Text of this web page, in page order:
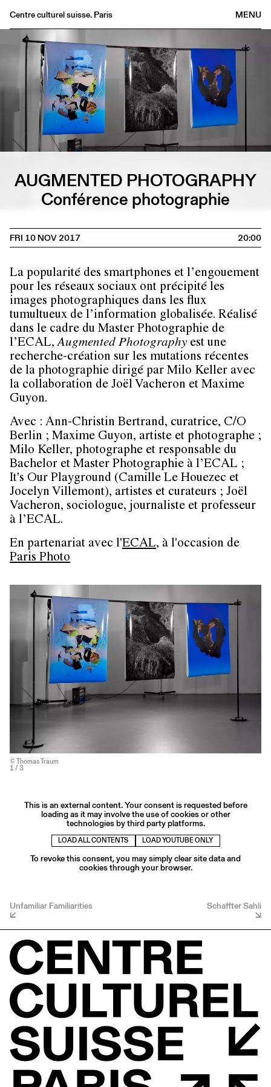
MENU
Centre culturel suisse. Paris
Agenda
Bookshop
Buvette
Archives
Publications
About
FR/ EN
AUGMENTED PHOTOGRAPHY
Conférence photographie
FRI 10 NOV 2017 20:00
La popularité des smartphones et l’engouement
pour les réseaux sociaux ont précipité les
images photographiques dans les flux
tumultueux de l’information globalisée. Réalisé
dans le cadre du Master Photographie de
l’ECAL,Augmented Photography est une
recherche-création sur les mutations récentes
de la photographie dirigé par Milo Keller avec
la collaboration de Joël Vacheron et Maxime
Guyon.
Avec : Ann-Christin Bertrand, curatrice, C/O
Berlin ; Maxime Guyon, artiste et photographe ;
Milo Keller, photographe et responsable du
Bachelor et Master Photographie à l’ECAL ;
It's Our Playground (Camille Le Houezec et
Jocelyn Villemont), artistes et curateurs ; Joël
Vacheron, sociologue, journaliste et professeur
à l’ECAL.
En partenariat avec l'ECAL, à l'occasion de
Paris Photo
© Thomas Traum
1 / 3
This is an external content. Your consent is requested before
loading as it may involve the use of cookies or other
technologies by third party platforms.
LOAD ALL CONTENTS LOAD YOUTUBE ONLY
To revoke this consent, you may simply clear site data and
cookies through your browser.
Unfamiliar Familiarities Schaffter Sahli